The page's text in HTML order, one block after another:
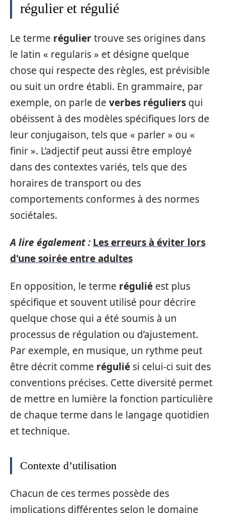
régulier et régulié
Le terme réguliertrouve ses origines dans
le latin « regularis » et désigne quelque
chose qui respecte des règles, est prévisible
ou suit un ordre établi. En grammaire, par
exemple, on parle de verbes réguliers qui
obéissent à des modèles spécifiques lors de
leur conjugaison, tels que « parler » ou «
finir ». L’adjectif peut aussi être employé
dans des contextes variés, tels que des
horaires de transport ou des
comportements conformes à des normes
sociétales.
A lire également : Les erreurs à éviter lors
d'une soirée entre adultes
En opposition, le terme régulié est plus
spécifique et souvent utilisé pour décrire
quelque chose qui a été soumis à un
processus de régulation ou d’ajustement.
Par exemple, en musique, un rythme peut
être décrit comme régulié si celui-ci suit des
conventions précises. Cette diversité permet
de mettre en lumière la fonction particulière
de chaque terme dans le langage quotidien
et technique.
Contexte d’utilisation
Chacun de ces termes possède des
implications différentes selon le domaine